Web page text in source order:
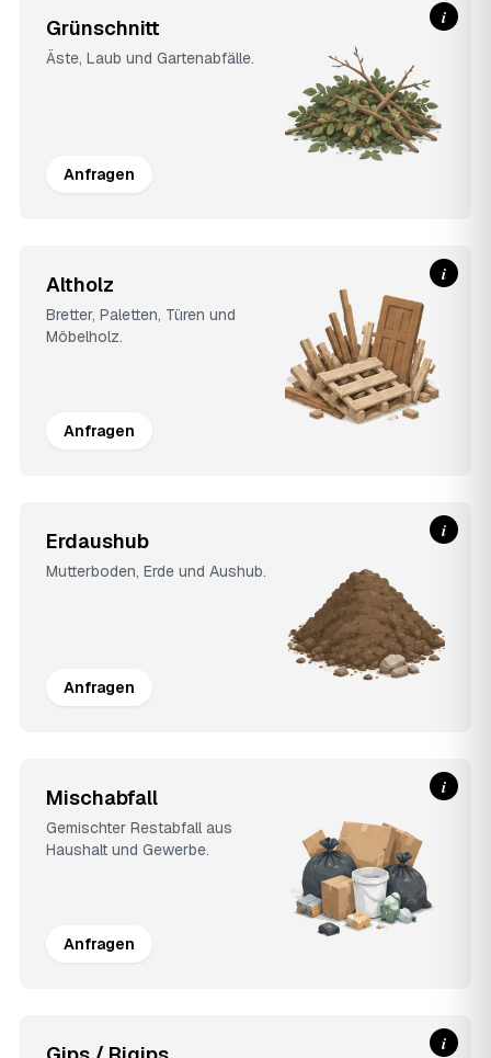
Grünschnitt
Äste, Laub und Gartenabfälle.
Anfragen
i
Altholz
Bretter, Paletten, Türen und
Möbelholz.
Anfragen
i
Erdaushub
Mutterboden, Erde und Aushub.
Anfragen
i
Mischabfall
Gemischter Restabfall aus
Haushalt und Gewerbe.
Anfragen
i
i